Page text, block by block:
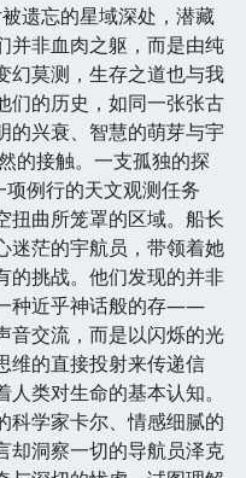
遗忘的星域深处，潜藏
并非血肉之躯，而是由纯
幻莫测，生存之道也与我
们的历史，如同一张张古
的兴衰、智慧的萌芽与宇
的接触。一支孤独的探
项例行的天文观测任务
扭曲所笼罩的区域。船长
迷茫的宇航员，带领着她
的挑战。他们发现的并非
种近乎神话般的存——
音交流，而是以闪烁的光
维的直接投射来传递信
类对生命的基本认知。
科学家卡尔、情感细腻的
却洞察一切的导航员泽克